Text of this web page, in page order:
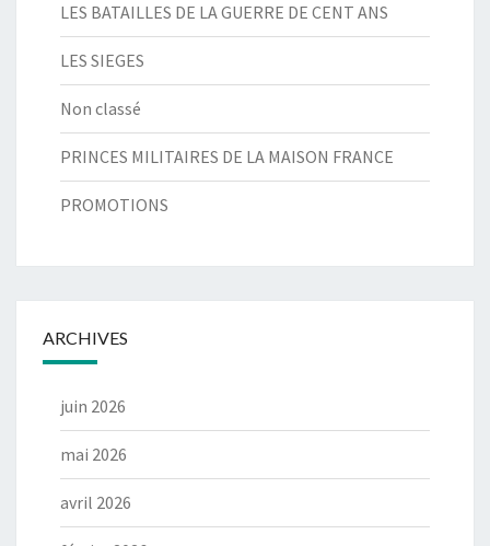
LES BATAILLES DE LA GUERRE DE CENT ANS
LES SIEGES
Non classé
PRINCES MILITAIRES DE LA MAISON FRANCE
PROMOTIONS
ARCHIVES
juin 2026
mai 2026
avril 2026